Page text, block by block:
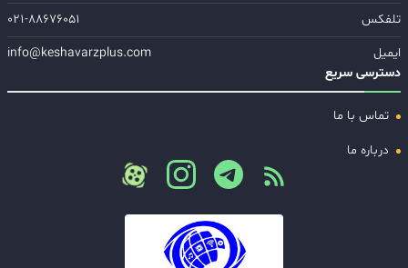
تلفکس
۰۲۱-۸۸۶۷۶۰۵۱
ایمیل
info@keshavarzplus.com
دسترسی سریع
تماس با ما
درباره ما